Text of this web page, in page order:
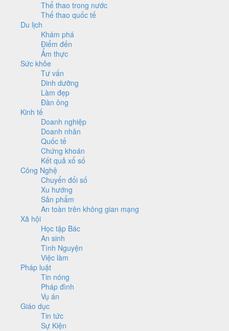
Thể thao trong nước
Thể thao quốc tế
Du lịch
Khám phá
Điểm đến
Ẩm thực
Sức khỏe
Tư vấn
Dinh dưỡng
Làm đẹp
Đàn ông
Kinh tế
Doanh nghiệp
Doanh nhân
Quốc tế
Chứng khoán
Kết quả xổ số
Công Nghệ
Chuyển đổi số
Xu hướng
Sản phẩm
An toàn trên không gian mạng
Xã hội
Học tập Bác
An sinh
Tình Nguyện
Việc làm
Pháp luật
Tin nóng
Pháp đình
Vụ án
Giáo dục
Tin tức
Sự Kiện